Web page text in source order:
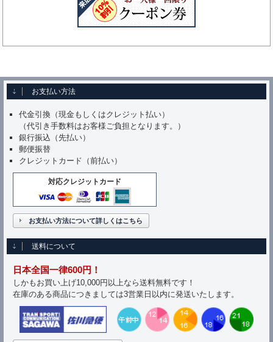
お支払い方法
代金引換（現金もしくはクレジット払い）
（代引き手数料はお客様ご負担となります。）
銀行振込（先払い）
郵便振替
クレジットカード（前払い）
対応クレジットカード
お支払い方法について詳しくはこちら
送料について
日本全国一律600円！
しかもお買い上げ10,000円以上なら送料無料です！
在庫のある商品につきましては3営業日以内に発送いたします。